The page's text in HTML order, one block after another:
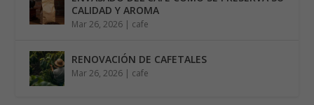
CALIDAD Y AROMA
Mar 26, 2026 | cafe
RENOVACIÓN DE CAFETALES
Mar 26, 2026 | cafe